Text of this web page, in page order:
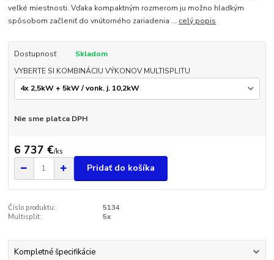
veľké miestnosti. Vďaka kompaktným rozmerom ju možno hladkým
spôsobom začleniť do vnútorného zariadenia ... celý popis
Dostupnosť
Skladom
VYBERTE SI KOMBINÁCIU VÝKONOV MULTISPLITU
Nie sme platca DPH
6 737 €/ks
Pridať do košíka
Číslo produktu:
5134
Multisplit:
5x
Kompletné špecifikácie